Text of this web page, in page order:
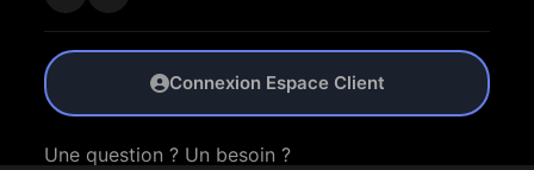
Connexion Espace Client
Une question ? Un besoin ?